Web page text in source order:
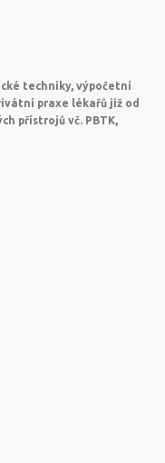
techniky, výpočetní
praxe lékařů již od
přístrojů vč. PBTK,